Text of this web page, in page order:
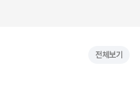
전체보기